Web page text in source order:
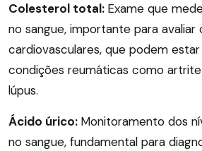
Colesterol total: Exame que
no sangue, importante para
cardiovasculares, que podem
condições reumáticas como
lúpus.
Ácido úrico: Monitoramento dos
no sangue, fundamental para